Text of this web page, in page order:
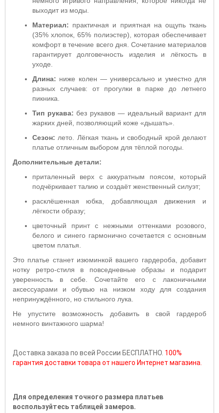
выходит из моды.
Материал: практичная и приятная на ощупь ткань
(35% хлопок, 65% полиэстер), которая обеспечивает
комфорт в течение всего дня. Сочетание материалов
гарантирует долговечность изделия и лёгкость в
уходе.
Длина: ниже колен — универсально и уместно для
разных случаев: от прогулки в парке до летнего
пикника.
Тип рукава: без рукавов — идеальный вариант для
жарких дней, позволяющий коже «дышать».
Сезон: лето. Лёгкая ткань и свободный крой делают
платье отличным выбором для тёплой погоды.
Дополнительные детали:
приталенный верх с аккуратным поясом, который
подчёркивает талию и создаёт женственный силуэт;
расклёшенная юбка, добавляющая движения и
лёгкости образу;
цветочный принт с нежными оттенками розового,
белого и синего гармонично сочетается с основным
цветом платья.
Это платье станет изюминкой вашего гардероба, добавит
нотку ретро-стиля в повседневные образы и подарит
уверенность в себе. Сочетайте его с лаконичными
аксессуарами и обувью на низком ходу для создания
непринуждённого, но стильного лука.
Не упустите возможность добавить в свой гардероб
немного винтажного шарма!
Доставка заказа по всей России БЕСПЛАТНО. 100%
гарантия доставки товара от нашего Интернет магазина.
Для определения точного размера платьев
воспользуйтесь таблицей замеров.